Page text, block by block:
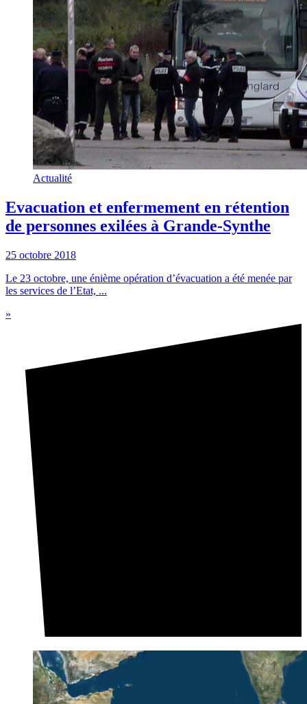
Actualité
Evacuation et enfermement en rétention
de personnes exilées à Grande-Synthe
25 octobre 2018
Le 23 octobre, une énième opération d’évacuation a été menée par
les services de l’Etat, ...
»